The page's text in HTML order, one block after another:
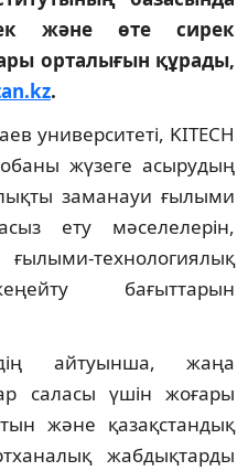
және өте сирек
орталығын құрады,
.
университеті, KITECH
жүзеге асырудың
заманауи ғылыми
ету мәселелерін,
технологиялық
бағыттарын
айтуынша, жаңа
саласы үшін жоғары
және қазақстандық
жабдықтарды